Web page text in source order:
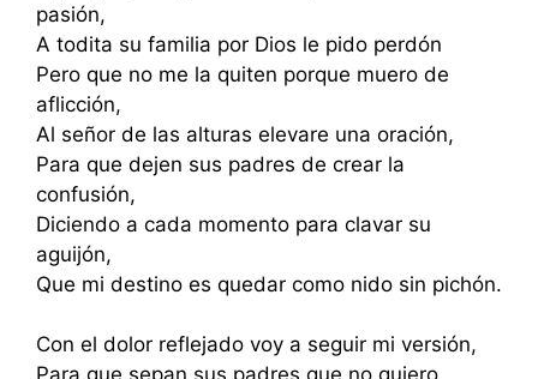
pasión,
A todita su familia por Dios le pido perdón
Pero que no me la quiten porque muero de
aflicción,
Al señor de las alturas elevare una oración,
Para que dejen sus padres de crear la
confusión,
Diciendo a cada momento para clavar su
aguijón,
Que mi destino es quedar como nido sin pichón.
Con el dolor reflejado voy a seguir mi versión,
Para que sepan sus padres que no quiero